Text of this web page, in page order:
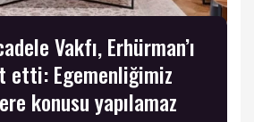
Vakfı, Erhürman’ı
etti: Egemenliğimiz
konusu yapılamaz